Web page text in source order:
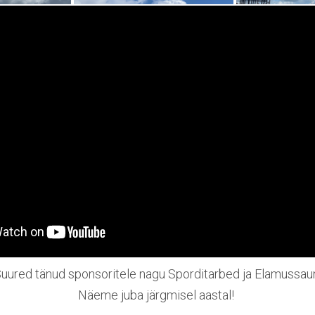
tänud sponsoritele nagu Sporditarbed ja
Näeme juba järgmisel aastal!